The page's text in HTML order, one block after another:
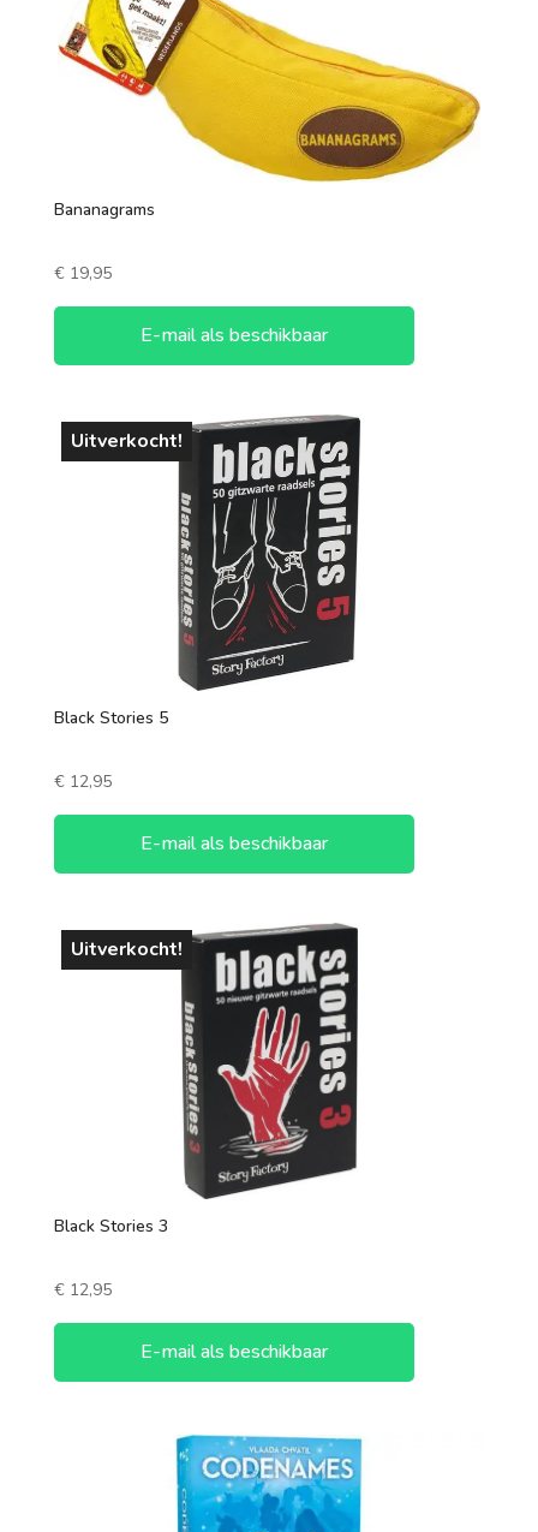
Bananagrams
€19,95
E-mail als beschikbaar
Uitverkocht!
Black Stories 5
€12,95
E-mail als beschikbaar
Uitverkocht!
Black Stories 3
€12,95
E-mail als beschikbaar